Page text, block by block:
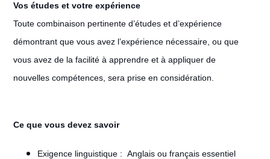
Vos études et votre expérience
Toute combinaison pertinente d’études et d’expérience
démontrant que vous avez l’expérience nécessaire, ou que
vous avez de la facilité à apprendre et à appliquer de
nouvelles compétences, sera prise en considération.
Ce que vous devez savoir
Exigence linguistique : Anglais ou français essentiel